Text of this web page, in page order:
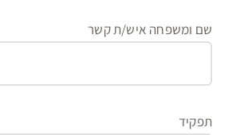
שם ומשפחה איש/ת קשר
תפקיד